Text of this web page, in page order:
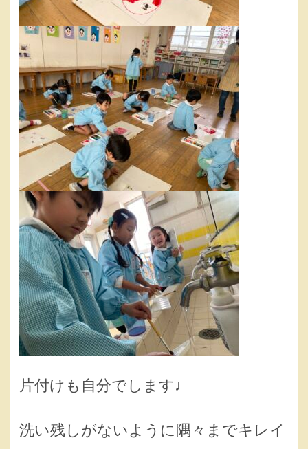
片付けも自分でします♩
洗い残しがないように隅々までキレイ